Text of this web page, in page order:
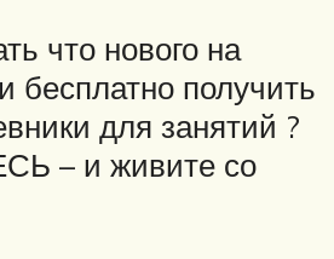
что нового на
бесплатно получить
для занятий ?
– и живите со